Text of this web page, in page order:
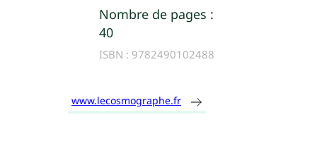
Nombre de pages :
40
ISBN : 9782490102488
www.lecosmographe.fr